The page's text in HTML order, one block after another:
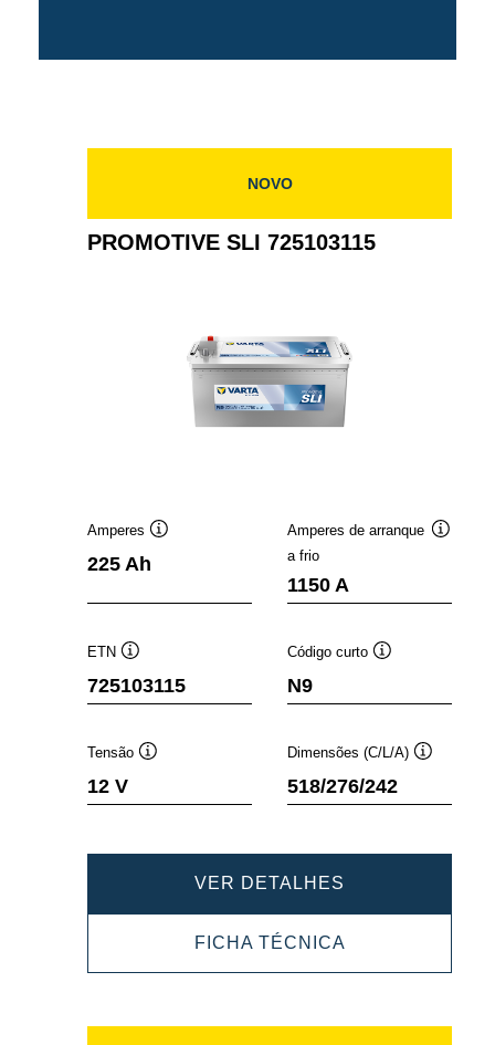
NOVO
PROMOTIVE SLI 725103115
Amperes
225 Ah
Amperes de arranque
a frio
1150 A
ETN
de
ferramenta
725103115
Código curto
ferramenta
N9
Tensão
ferramenta
12 V
Dimensões (C/L/A)
ferramenta
518/276/242
VER DETALHES
SLI
725103115
FICHA TÉCNICA
SLI